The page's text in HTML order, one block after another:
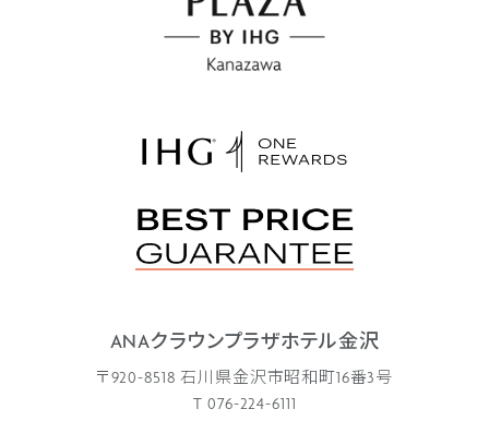
ANAクラウンプラザホテル金沢
〒920-8518 石川県金沢市昭和町16番3号
T 076-224-6111